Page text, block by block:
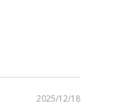
2025/12/18